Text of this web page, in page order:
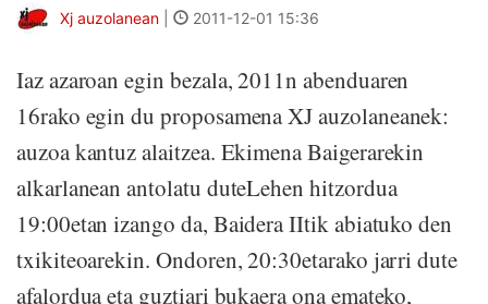
Xj auzolanean 2011-12-01 15:36
Iaz azaroan egin bezala, 2011n abenduaren
16rako egin du proposamena XJ auzolaneanek:
auzoa kantuz alaitzea. Ekimena Baigerarekin
alkarlanean antolatu duteLehen hitzordua
19:00etan izango da, Baidera IItik abiatuko den
txikiteoarekin. Ondoren, 20:30etarako jarri dute
afalordua eta guztiari bukaera ona emateko,